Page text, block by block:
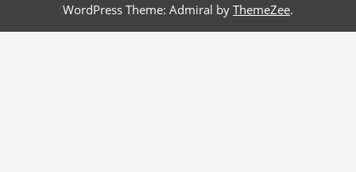
WordPress Theme: Admiral by ThemeZee.